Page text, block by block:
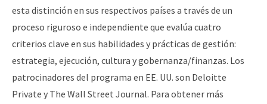
esta distinción en sus respectivos países a través de un
proceso riguroso e independiente que evalúa cuatro
criterios clave en sus habilidades y prácticas de gestión:
estrategia, ejecución, cultura y gobernanza/finanzas. Los
patrocinadores del programa en EE. UU. son Deloitte
Private y The Wall Street Journal. Para obtener más